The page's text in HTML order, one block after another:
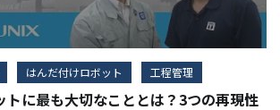
はんだ付けロボット 工程管理
トに最も大切なこととは？3つの再現性